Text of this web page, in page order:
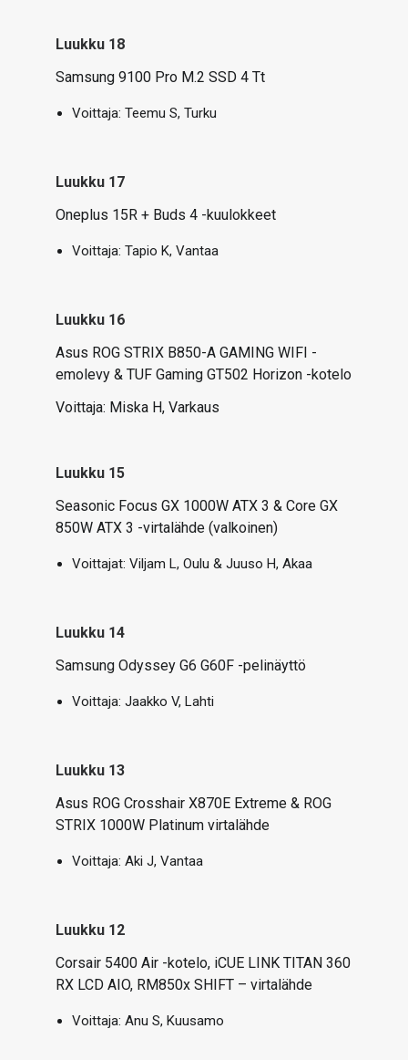
Luukku 18
Samsung 9100 Pro M.2 SSD 4 Tt
Voittaja: Teemu S, Turku
Luukku 17
Oneplus 15R + Buds 4 -kuulokkeet
Voittaja: Tapio K, Vantaa
Luukku 16
Asus ROG STRIX B850-A GAMING WIFI -
emolevy & TUF Gaming GT502 Horizon -kotelo
Voittaja: Miska H, Varkaus
Luukku 15
Seasonic Focus GX 1000W ATX 3 & Core GX
850W ATX 3 -virtalähde (valkoinen)
Voittajat: Viljam L, Oulu & Juuso H, Akaa
Luukku 14
Samsung Odyssey G6 G60F -pelinäyttö
Voittaja: Jaakko V, Lahti
Luukku 13
Asus ROG Crosshair X870E Extreme & ROG
STRIX 1000W Platinum virtalähde
Voittaja: Aki J, Vantaa
Luukku 12
Corsair 5400 Air -kotelo, iCUE LINK TITAN 360
RX LCD AIO, RM850x SHIFT – virtalähde
Voittaja: Anu S, Kuusamo